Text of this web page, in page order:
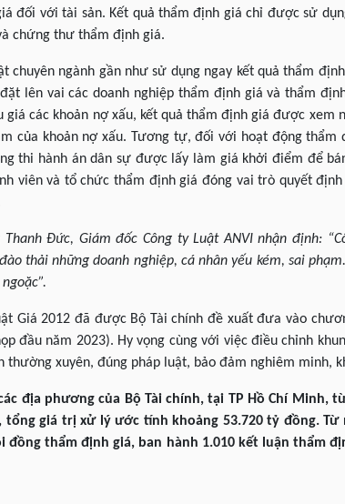
đối với tài sản. Kết quả thẩm định giá chỉ được sử
chứng thư thẩm định giá.
chuyên ngành gần như sử dụng ngay kết quả thẩm
lên vai các doanh nghiệp thẩm định giá và thẩm
các khoản nợ xấu, kết quả thẩm định giá được xem
của khoản nợ xấu. Tương tự, đối với hoạt động
thi hành án dân sự được lấy làm giá khởi điểm để
viên và tổ chức thẩm định giá đóng vai trò quyết
Đức, Giám đốc Công ty Luật ANVI nhận định:
thải những doanh nghiệp, cá nhân yếu kém, sai
Giá 2012 đã được Bộ Tài chính đề xuất đưa vào
đầu năm 2023). Hy vọng cùng với việc điều chỉnh
xuyên, đúng pháp luật, bảo đảm nghiêm minh,
địa phương của Bộ Tài chính, tại TP Hồ Chí Minh,
giá trị xử lý ước tính khoảng 53.720 tỷ đồng. Từ
đồng thẩm định giá, ban hành 1.010 kết luận thẩm